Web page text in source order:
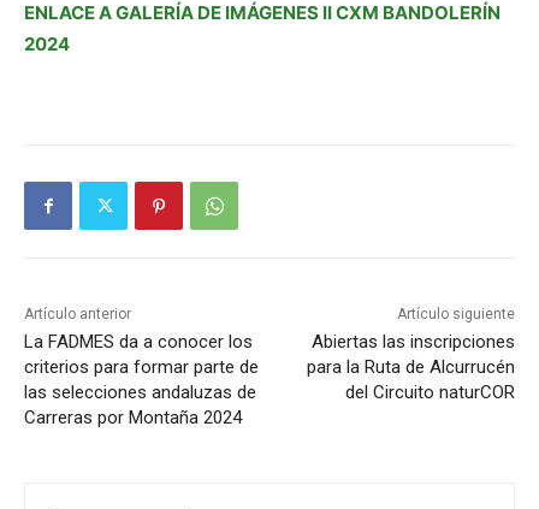
ENLACE A GALERÍA DE IMÁGENES II CXM BANDOLERÍN
2024
Artículo anterior
La FADMES da a conocer los
criterios para formar parte de
las selecciones andaluzas de
Carreras por Montaña 2024
Artículo siguiente
Abiertas las inscripciones
para la Ruta de Alcurrucén
del Circuito naturCOR